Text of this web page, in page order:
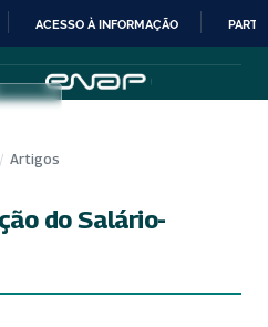
IR
PARA
CONTEÚDO
ACESSO À INFORMAÇÃO
/ Artigos
do Salário-